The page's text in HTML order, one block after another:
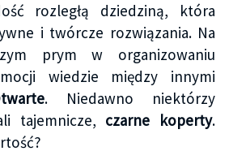
rozległą dziedziną, która
i twórcze rozwiązania. Na
prym w organizowaniu
wiedzie między innymi
. Niedawno niektórzy
tajemnicze, czarne koperty.